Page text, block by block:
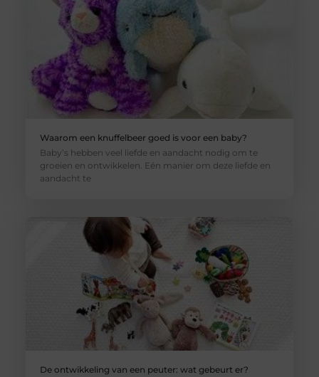
Waarom een knuffelbeer goed is voor een baby?
Baby’s hebben veel liefde en aandacht nodig om te
groeien en ontwikkelen. Eén manier om deze liefde en
aandacht te
De ontwikkeling van een peuter: wat gebeurt er?